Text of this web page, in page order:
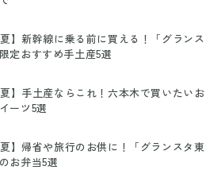
夏】新幹線に乗る前に買える！「グランス
定おすすめ手土産5選
夏】手土産ならこれ！六本木で買いたいお
ーツ5選
夏】帰省や旅行のお供に！「グランスタ東
お弁当5選